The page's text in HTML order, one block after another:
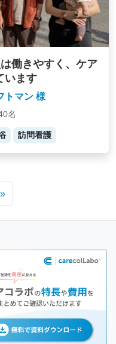
働きやすく、ケア
います
トマン 様
名
訪問看護
»